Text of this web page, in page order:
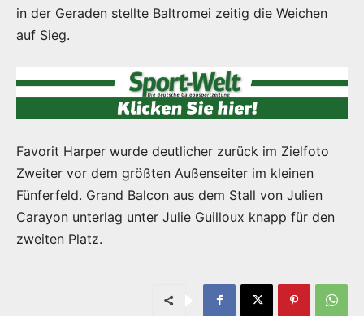
in der Geraden stellte Baltromei zeitig die Weichen
auf Sieg.
Favorit Harper wurde deutlicher zurück im Zielfoto
Zweiter vor dem größten Außenseiter im kleinen
Fünferfeld. Grand Balcon aus dem Stall von Julien
Carayon unterlag unter Julie Guilloux knapp für den
zweiten Platz.